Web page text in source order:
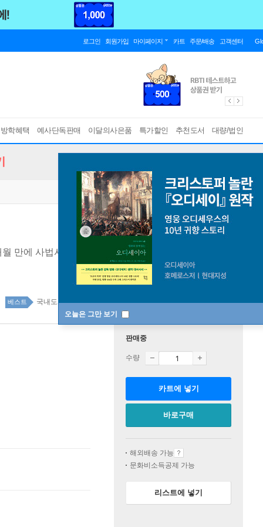
로그인 회원가입 마이페이지 카트 주문/배송 고객센터
학혜택 예사단독판매 이달의사은품 특가할인 추천도서 대량/법인
오늘은 그만 보기
만에 사법시험을 패스한 이윤규 변호사의 책 한 권 통째
베스트 국내도서 top100 9주
판매중
수량
카트에 넣기
바로구매
해외배송 가능
문화비소득공제 가능
리스트에 넣기